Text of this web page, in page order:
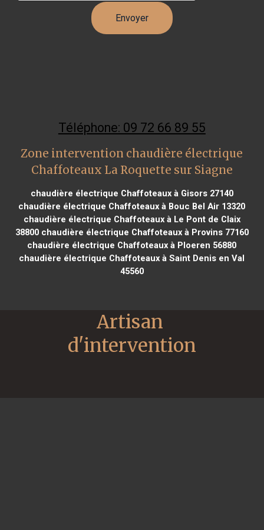
Téléphone: 09 72 66 89 55
Zone intervention chaudière électrique
Chaffoteaux La Roquette sur Siagne
chaudière électrique Chaffoteaux à Gisors 27140
chaudière électrique Chaffoteaux à Bouc Bel Air 13320
chaudière électrique Chaffoteaux à Le Pont de Claix
38800chaudière électrique Chaffoteaux à Provins 77160
chaudière électrique Chaffoteaux à Ploeren 56880
chaudière électrique Chaffoteaux à Saint Denis en Val
45560
Artisan
d'intervention